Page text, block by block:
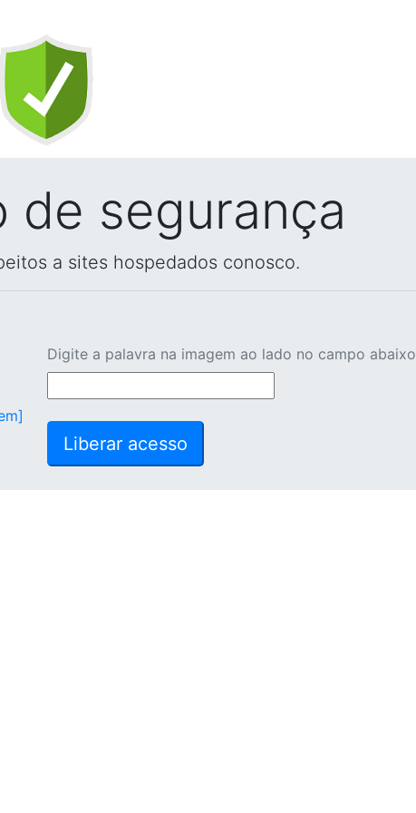
de segurança
a sites hospedados conosco.
Digite a palavra na imagem ao lado no campo abaixo